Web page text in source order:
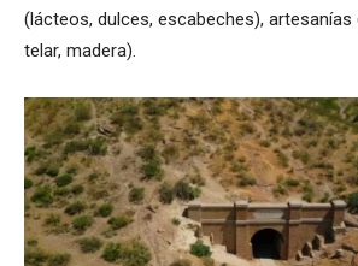
(lácteos, dulces, escabeches), artesanías
telar, madera).